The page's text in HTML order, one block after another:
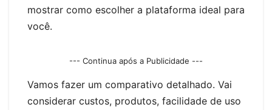
mostrar como escolher a plataforma ideal para
você.
--- Continua após a Publicidade ---
Vamos fazer um comparativo detalhado. Vai
considerar custos, produtos, facilidade de uso